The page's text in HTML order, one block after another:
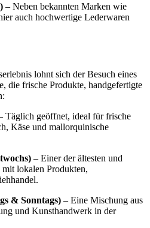
– Neben bekannten Marken wie
auch hochwertige Lederwaren
lohnt sich der Besuch eines
die frische Produkte, handgefertigte
Täglich geöffnet, ideal für frische
Käse und mallorquinische
– Einer der ältesten und
lokalen Produkten,
& Sonntags) – Eine Mischung aus
und Kunsthandwerk in der